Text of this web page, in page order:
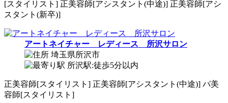
[スタイリスト] 正美容師[アシスタント(中途)] 正美容師[アシ
スタント(新卒)]
アートネイチャー レディース 所沢サロン
埼玉県所沢市
所沢駅:徒歩5分以内
正美容師[スタイリスト] 正美容師[アシスタント(中途)] パ美
容師[スタイリスト]